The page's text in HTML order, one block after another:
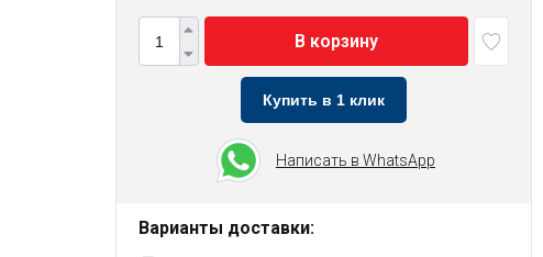
В корзину
Купить в 1 клик
Написать в WhatsApp
Варианты доставки: